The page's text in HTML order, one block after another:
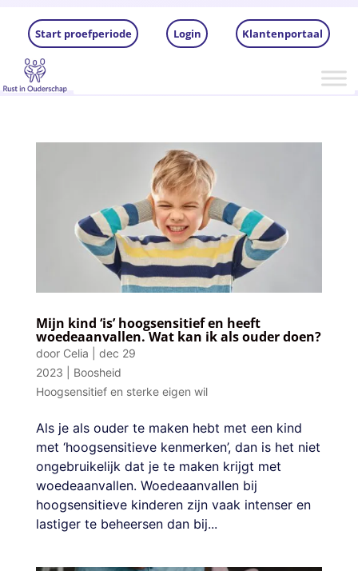
Klantenportaal
Login
Start proefperiode
Mijn kind ‘is’ hoogsensitief en heeft
woedeaanvallen. Wat kan ik als ouder doen?
door Celia
dec 29
2023
Boosheid
Hoogsensitief en sterke eigen wil
Als je als ouder te maken hebt met een kind
met ‘hoogsensitieve kenmerken’, dan is het niet
ongebruikelijk dat je te maken krijgt met
woedeaanvallen. Woedeaanvallen bij
hoogsensitieve kinderen zijn vaak intenser en
lastiger te beheersen dan bij...